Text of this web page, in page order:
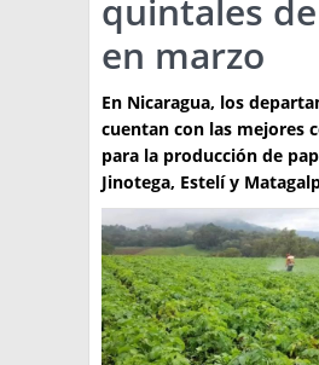
TÉCNICA
PRODUCCION
CLASIFICADOS
INTERES GENERAL
LA PAPA
RESOLUCIONES Y
ENLACES
ARGENPAPA
PUBLICIDAD
QUIENES SOMOS
CONTACTO
BUSCAR NOTICIAS
quintales
en marzo
En Nicaragua, los
cuentan con las mejores
para la producción de
Jinotega, Estelí y